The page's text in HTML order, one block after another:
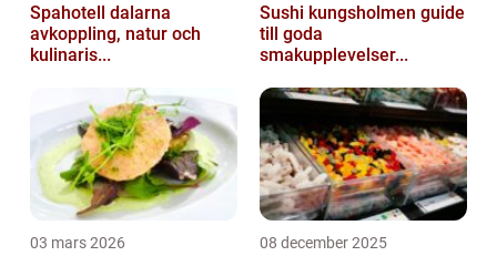
Spahotell dalarna
avkoppling, natur och
kulinaris...
Sushi kungsholmen guide
till goda
smakupplevelser...
03 mars 2026 08 december 2025